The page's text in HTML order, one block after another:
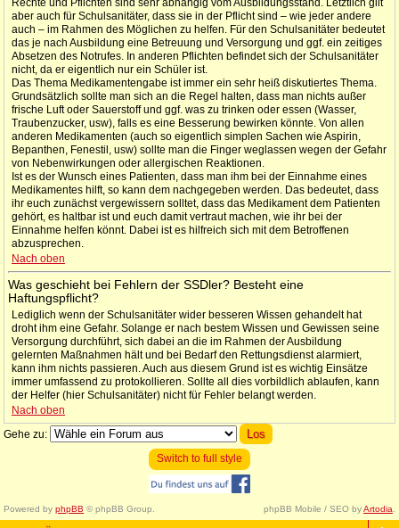
Rechte und Pflichten sind sehr abhängig vom Ausbildungsstand. Letztlich gilt
aber auch für Schulsanitäter, dass sie in der Pflicht sind – wie jeder andere
auch – im Rahmen des Möglichen zu helfen. Für den Schulsanitäter bedeutet
das je nach Ausbildung eine Betreuung und Versorgung und ggf. ein zeitiges
Absetzen des Notrufes. In anderen Pflichten befindet sich der Schulsanitäter
nicht, da er eigentlich nur ein Schüler ist.
Das Thema Medikamentengabe ist immer ein sehr heiß diskutiertes Thema.
Grundsätzlich sollte man sich an die Regel halten, dass man nichts außer
frische Luft oder Sauerstoff und ggf. was zu trinken oder essen (Wasser,
Traubenzucker, usw), falls es eine Besserung bewirken könnte. Von allen
anderen Medikamenten (auch so eigentlich simplen Sachen wie Aspirin,
Bepanthen, Fenestil, usw) sollte man die Finger weglassen wegen der Gefahr
von Nebenwirkungen oder allergischen Reaktionen.
Ist es der Wunsch eines Patienten, dass man ihm bei der Einnahme eines
Medikamentes hilft, so kann dem nachgegeben werden. Das bedeutet, dass
ihr euch zunächst vergewissern solltet, dass das Medikament dem Patienten
gehört, es haltbar ist und euch damit vertraut machen, wie ihr bei der
Einnahme helfen könnt. Dabei ist es hilfreich sich mit dem Betroffenen
abzusprechen.
Nach oben
Was geschieht bei Fehlern der SSDler? Besteht eine
Haftungspflicht?
Lediglich wenn der Schulsanitäter wider besseren Wissen gehandelt hat
droht ihm eine Gefahr. Solange er nach bestem Wissen und Gewissen seine
Versorgung durchführt, sich dabei an die im Rahmen der Ausbildung
gelernten Maßnahmen hält und bei Bedarf den Rettungsdienst alarmiert,
kann ihm nichts passieren. Auch aus diesem Grund ist es wichtig Einsätze
immer umfassend zu protokollieren. Sollte all dies vorbildlich ablaufen, kann
der Helfer (hier Schulsanitäter) nicht für Fehler belangt werden.
Nach oben
Gehe zu:
Switch to full style
Powered by phpBB © phpBB Group. phpBB Mobile / SEO byArtodia